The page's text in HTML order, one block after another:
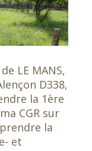
LE MANS,
D338,
la 1ère
CGR sur
la
et